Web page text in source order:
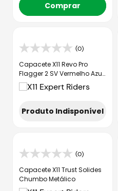
Comprar
(0)
Capacete X11 Revo Pro
Flagger 2 SV Vermelho Azul
Fosco
Produto Indisponível
(0)
Capacete X11 Trust Solides
Chumbo Metálico